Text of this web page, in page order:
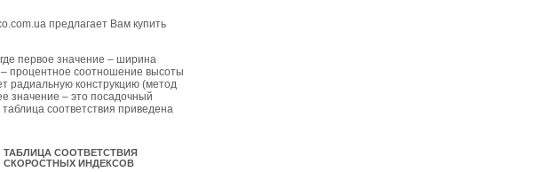
предлагает Вам купить
первое значение – ширина
– процентное соотношение высоты
радиальную конструкцию (метод
значение – это посадочный
соответствия приведена
ТАБЛИЦА СООТВЕТСТВИЯ
СКОРОСТНЫХ ИНДЕКСОВ